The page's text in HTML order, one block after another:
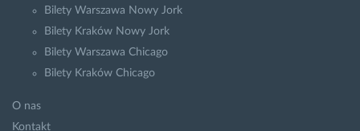
Bilety Warszawa Nowy Jork
Bilety Kraków Nowy Jork
Bilety Warszawa Chicago
Bilety Kraków Chicago
O nas
Kontakt